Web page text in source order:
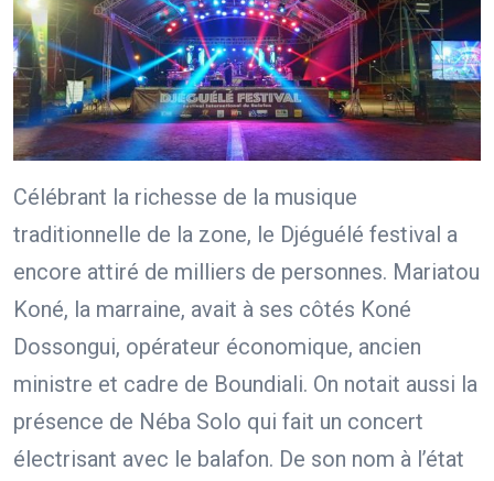
Célébrant la richesse de la musique
traditionnelle de la zone, le Djéguélé festival a
encore attiré de milliers de personnes. Mariatou
Koné, la marraine, avait à ses côtés Koné
Dossongui, opérateur économique, ancien
ministre et cadre de Boundiali. On notait aussi la
présence de Néba Solo qui fait un concert
électrisant avec le balafon. De son nom à l’état